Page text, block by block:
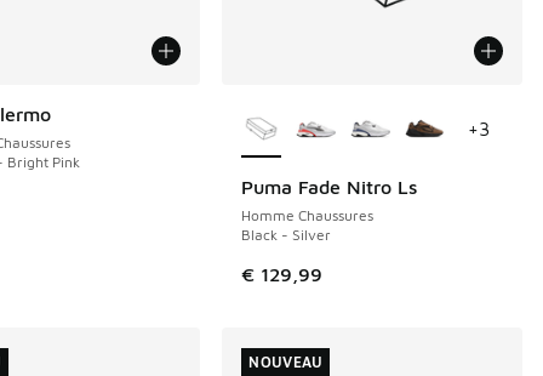
Bright Pink
Puma Fade Nitro Ls
Homme Chaussures
Black - Silver
€ 129,99
NOUVEAU
+3
NOUVEAU